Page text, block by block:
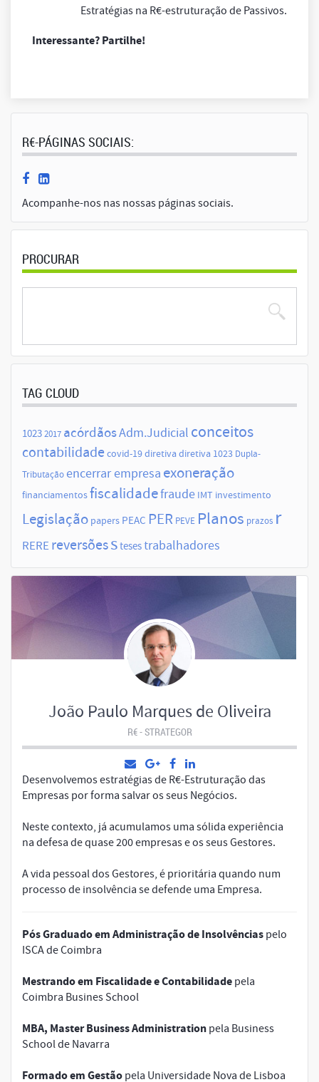
Estratégias na R€-estruturação de Passivos.
Interessante? Partilhe!
R€-PÁGINAS SOCIAIS:
Acompanhe-nos nas nossas páginas sociais.
PROCURAR
TAG CLOUD
10232017 acórdãosAdm.Judicial conceitos
contabilidade covid-19diretiva diretiva 1023 Dupla-
Tributaçãoencerrar empresa exoneração
financiamentosfiscalidadefraude IMT investimento
Legislação papers PEAC PER PEVE Planos prazos r
RERE reversõesstesestrabalhadores
João Paulo Marques de Oliveira
R€ - STRATEGOR
Desenvolvemos estratégias de R€-Estruturação das
Empresas por forma salvar os seus Negócios.
Neste contexto, já acumulamos uma sólida experiência
na defesa de quase 200 empresas e os seus Gestores.
A vida pessoal dos Gestores, é prioritária quando num
processo de insolvência se defende uma Empresa.
Pós Graduado em Administração de Insolvências pelo
ISCA de Coimbra
Mestrando em Fiscalidade e Contabilidade pela
Coimbra Busines School
MBA, Master Business Administration pela Business
School de Navarra
Formado em Gestão pela Universidade Nova de Lisboa